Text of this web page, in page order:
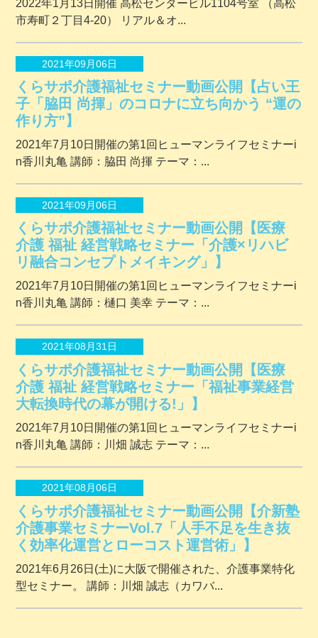
2022年1月13日開催 ⾼松センタービル1104号室 （⾼松
市寿町２丁⽬4-20） リアル＆オ...
2021年09月06日
くらサポ介護福祉セミナー動画公開【占い王
子「脇田 尚揮」のコロナに立ち向かう “運の
作り方”】
2021年7月10日開催の第1回ヒューマンライフセミナーi
n香川丸亀 講師：脇田 尚揮 テーマ：...
2021年09月06日
くらサポ介護福祉セミナー動画公開【医療
介護 福祉 経営戦略セミナー「介護×リハビ
リ融合コンセプトメイキング」】
2021年7月10日開催の第1回ヒューマンライフセミナーi
n香川丸亀 講師：樋口 美幸 テーマ：...
2021年08月31日
くらサポ介護福祉セミナー動画公開【医療
介護 福祉 経営戦略セミナー「福祉事業経営
大転換時代の幕が開ける!」】
2021年7月10日開催の第1回ヒューマンライフセミナーi
n香川丸亀 講師：川畑 誠志 テーマ：...
2021年08月06日
くらサポ介護福祉セミナー動画公開【介新塾
介護事業セミナーVol.7「人手不足を生き抜
く効率化運営とローコスト運営術」】
2021年6月26日(土)に大阪で開催された、介護事業特化
型セミナー。 講師：川畑 誠志（カワバ...